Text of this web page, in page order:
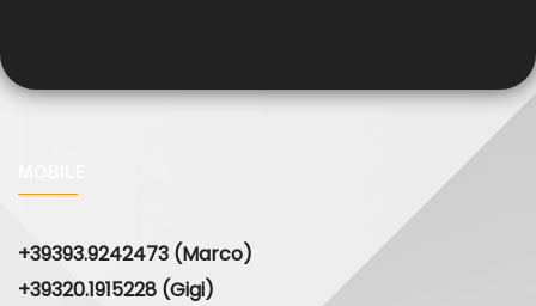
+39393.9242473 (Marco)
+39320.1915228 (Gigi)